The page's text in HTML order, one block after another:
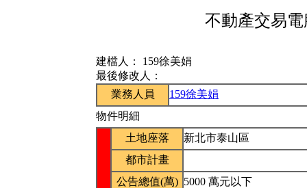
不動產交易
建檔人： 159徐美娟
最後修改人：
業務人員
159徐美娟
物件明細
土地座落
新北市泰山區
都市計畫
公告總值(萬) 5000 萬元以下